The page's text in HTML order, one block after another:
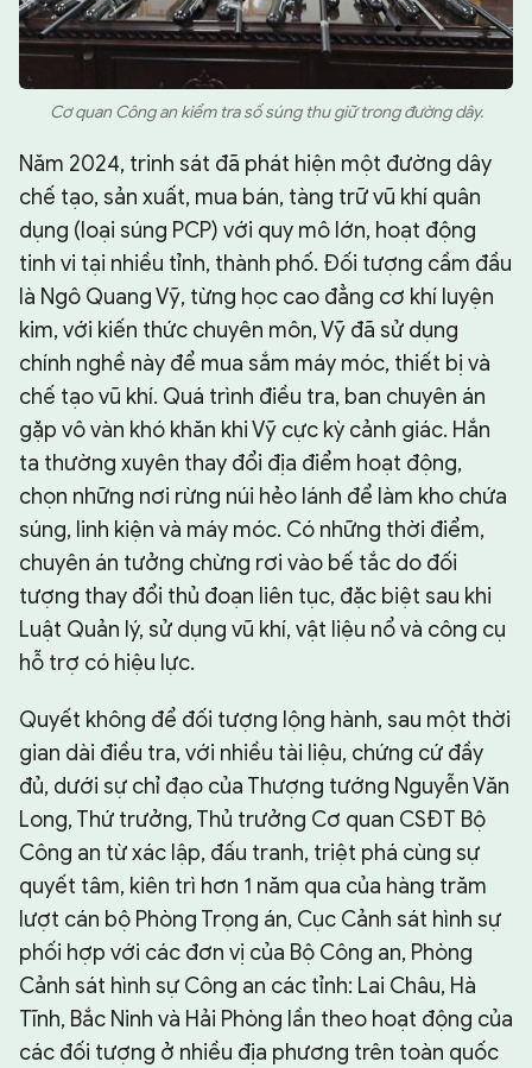
Cơ quan Công an kiểm tra số súng thu giữ trong đường dây.
Năm 2024, trinh sát đã phát hiện một đường dây
chế tạo, sản xuất, mua bán, tàng trữ vũ khí quân
dụng (loại súng PCP) với quy mô lớn, hoạt động
tinh vi tại nhiều tỉnh, thành phố. Đối tượng cầm đầu
là Ngô Quang Vỹ, từng học cao đẳng cơ khí luyện
kim, với kiến thức chuyên môn, Vỹ đã sử dụng
chính nghề này để mua sắm máy móc, thiết bị và
chế tạo vũ khí. Quá trình điều tra, ban chuyên án
gặp vô vàn khó khăn khi Vỹ cực kỳ cảnh giác. Hắn
ta thường xuyên thay đổi địa điểm hoạt động,
chọn những nơi rừng núi hẻo lánh để làm kho chứa
súng, linh kiện và máy móc. Có những thời điểm,
chuyên án tưởng chừng rơi vào bế tắc do đối
tượng thay đổi thủ đoạn liên tục, đặc biệt sau khi
Luật Quản lý, sử dụng vũ khí, vật liệu nổ và công cụ
hỗ trợ có hiệu lực.
Quyết không để đối tượng lộng hành, sau một thời
gian dài điều tra, với nhiều tài liệu, chứng cứ đầy
đủ, dưới sự chỉ đạo của Thượng tướng Nguyễn Văn
Long, Thứ trưởng, Thủ trưởng Cơ quan CSĐT Bộ
Công an từ xác lập, đấu tranh, triệt phá cùng sự
quyết tâm, kiên trì hơn 1 năm qua của hàng trăm
lượt cán bộ Phòng Trọng án, Cục Cảnh sát hình sự
phối hợp với các đơn vị của Bộ Công an, Phòng
Cảnh sát hình sự Công an các tỉnh: Lai Châu, Hà
Tĩnh, Bắc Ninh và Hải Phòng lần theo hoạt động của
các đối tượng ở nhiều địa phương trên toàn quốc